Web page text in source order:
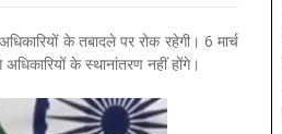
के तबादले पर रोक रहेगी। 6 मार्च
के स्थानांतरण नहीं होंगे।